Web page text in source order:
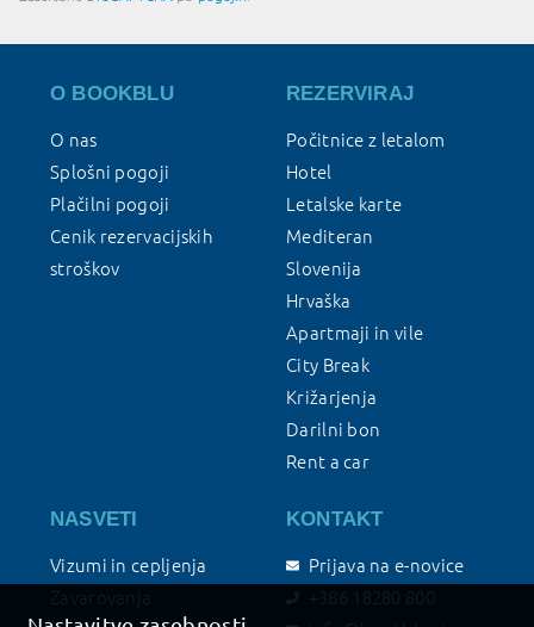
O BOOKBLU
O nas
Splošni pogoji
Plačilni pogoji
Cenik rezervacijskih
stroškov
NASVETI
Vizumi in cepljenja
Zavarovanja
REZERVIRAJ
Počitnice z letalom
Hotel
Letalske karte
Mediteran
Slovenija
Hrvaška
Apartmaji in vile
City Break
Križarjenja
Darilni bon
Rent a car
KONTAKT
Prijava na e-novice
+386 18280 800